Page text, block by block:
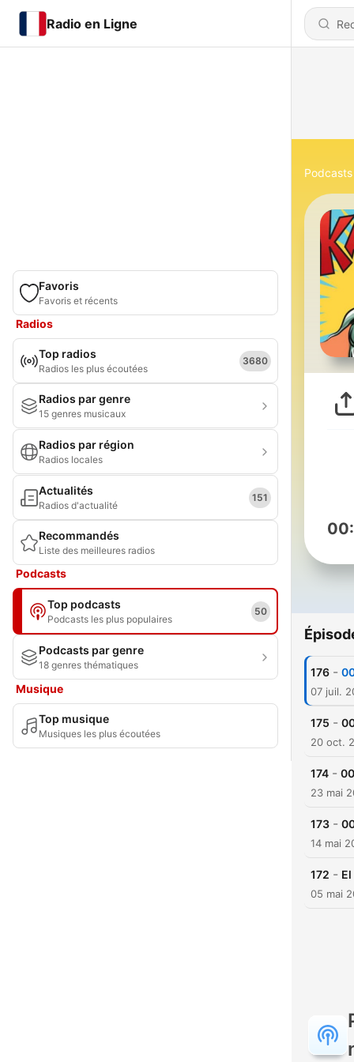
Radio en Ligne
Favoris
Favoris et récents
Radios
Top radios
Radios les plus écoutées
3680
Radios par genre
15 genres musicaux
Radios par région
Radios locales
Actualités
Radios d'actualité
151
Recommandés
Liste des meilleures radios
Podcasts
Top podcasts
Podcasts les plus populaires
50
Podcasts par genre
18 genres thématiques
Musique
Top musique
Musiques les plus écoutées
Podcasts
176 -
07 juil.
175 -
20 oct.
174 -
23 mai
173 -
14 mai
172 -
05 mai